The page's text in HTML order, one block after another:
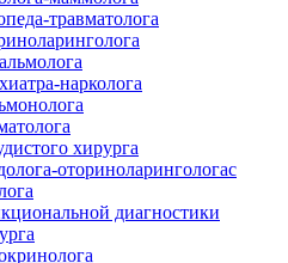
травматолога
нарколога
хирурга
оториноларингологас
диагностики